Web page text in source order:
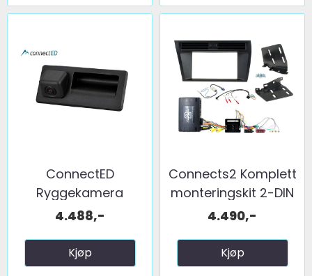
ConnectED
Ryggekamera
(håndtak) (CVBS) ...
4.488,-
Kjøp
Connects2 Komplett
monteringskit 2-DIN
...
4.490,-
Kjøp